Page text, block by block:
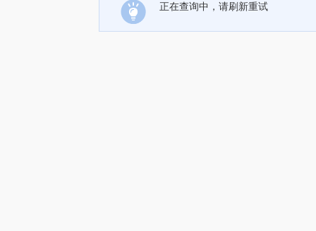
正在查询中，请刷新重试